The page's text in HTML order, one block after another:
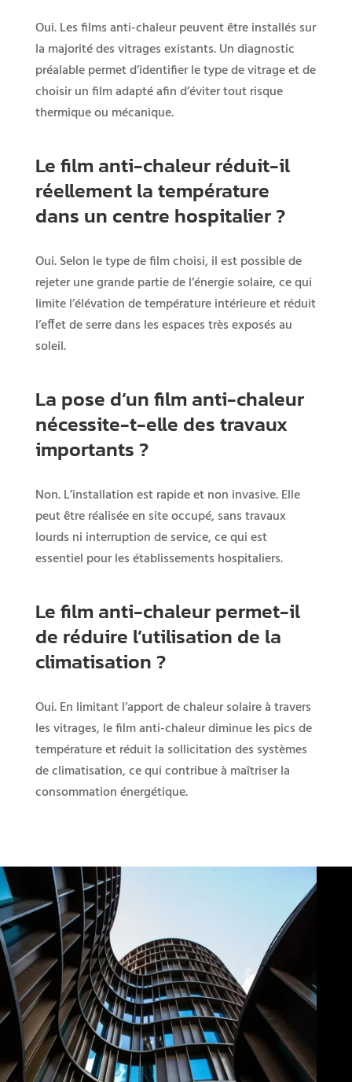
Oui.Lesfilmsanti-chaleurpeuventêtreinstallés sur
la majoritédesvitragesexistants.Undiagnostic
préalablepermetd’identifierletypedevitrageetde
choisirunfilmadaptéafind’évitertoutrisque
thermiqueou mécanique.
Lefilmanti-chaleurréduit-il
réellementlatempérature
dans un centre hospitalier ?
Oui.Selon letypedefilmchoisi, ilestpossiblede
rejeterunegrandepartiedel’énergiesolaire,cequi
limitel’élévationdetempératureintérieureetréduit
l’effetdeserredans lesespacestrèsexposésau
soleil.
La pose d’unfilmanti-chaleur
nécessite-t-elle destravaux
importants ?
Non.L’installationestrapideetnon invasive.Elle
peutêtreréaliséeen siteoccupé, sanstravaux
lourds ni interruptiondeservice,cequiest
essentiel pourlesétablissements hospitaliers.
Lefilmanti-chaleurpermet-il
de réduire l’utilisation de la
climatisation ?
Oui.En limitantl’apportdechaleursolaireàtravers
lesvitrages, lefilmanti-chaleurdiminueles picsde
températureetréduitla sollicitationdes systèmes
declimatisation,cequicontribueà maîtriserla
consommationénergétique.